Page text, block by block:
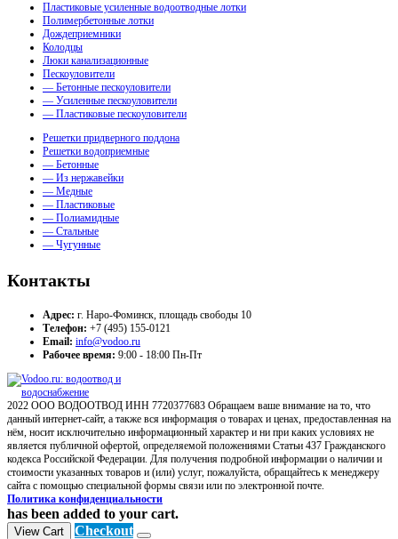
Пластиковые усиленные водоотводные лотки
Полимербетонные лотки
Дождеприемники
Колодцы
Люки канализационные
Пескоуловители
— Бетонные пескоуловители
— Усиленные пескоуловители
— Пластиковые пескоуловители
Решетки придверного поддона
Решетки водоприемные
— Бетонные
— Из нержавейки
— Медные
— Пластиковые
— Полиамидные
— Стальные
— Чугунные
Контакты
Адрес: г. Наро-Фоминск, площадь свободы 10
Телефон: +7 (495) 155-0121
Email: info@vodoo.ru
Рабочее время: 9:00 - 18:00 Пн-Пт
2022 ООО ВОДООТВОД ИНН 7720377683 Обращаем ваше внимание на то, что
данный интернет-сайт, а также вся информация о товарах и ценах, предоставленная на
нём, носит исключительно информационный характер и ни при каких условиях не
является публичной офертой, определяемой положениями Статьи 437 Гражданского
кодекса Российской Федерации. Для получения подробной информации о наличии и
стоимости указанных товаров и (или) услуг, пожалуйста, обращайтесь к менеджеру
сайта с помощью специальной формы связи или по электронной почте.
Политика конфиденциальности
has been added to your cart.
View Cart Checkout